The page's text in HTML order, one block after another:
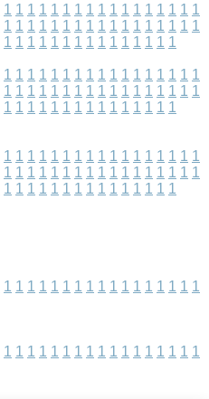
1 1 1 1 1 1 1 1 1 1 1 1 1 1 1 1 1
1 1 1 1 1 1 1 1 1 1 1 1 1 1 1 1 1
1 1 1 1 1 1 1 1 1 1 1 1 1 1 1
1 1 1 1 1 1 1 1 1 1 1 1 1 1 1 1 1
1 1 1 1 1 1 1 1 1 1 1 1 1 1 1 1 1
1 1 1 1 1 1 1 1 1 1 1 1 1 1 1
1 1 1 1 1 1 1 1 1 1 1 1 1 1 1 1 1
1 1 1 1 1 1 1 1 1 1 1 1 1 1 1 1 1
1 1 1 1 1 1 1 1 1 1 1 1 1 1 1
1 1 1 1 1 1 1 1 1 1 1 1 1 1 1 1 1
1 1 1 1 1 1 1 1 1 1 1 1 1 1 1 1 1